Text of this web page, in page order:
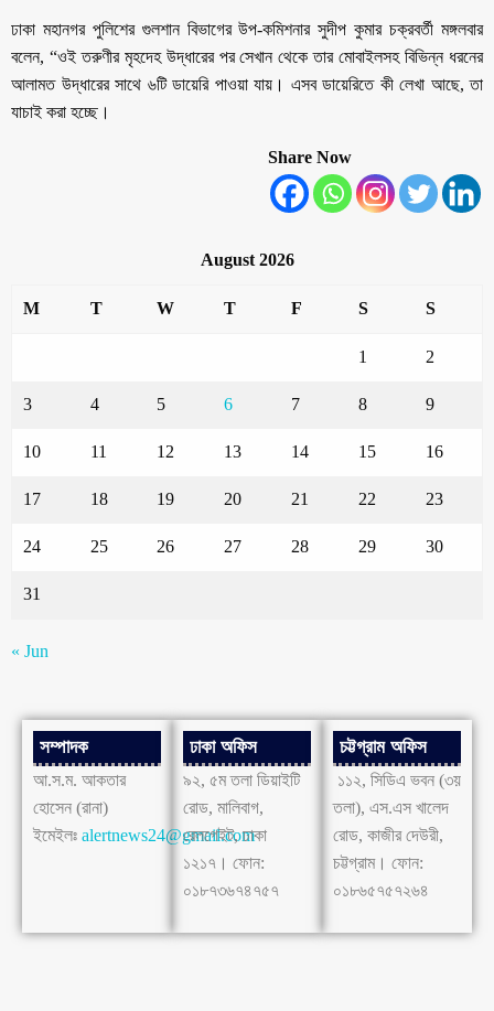
ঢাকা মহানগর পুলিশের গুলশান বিভাগের উপ-কমিশনার সুদীপ কুমার চক্রবর্তী মঙ্গলবার
বলেন, “ওই তরুণীর মৃহদেহ উদ্ধারের পর সেখান থেকে তার মোবাইলসহ বিভিন্ন ধরনের
আলামত উদ্ধারের সাথে ৬টি ডায়েরি পাওয়া যায়। এসব ডায়েরিতে কী লেখা আছে, তা
যাচাই করা হচ্ছে।
Share Now
August 2026
M T W T F S S
1 2
3 4 5 6 7 8 9
10 11 12 13 14 15 16
17 18 19 20 21 22 23
24 25 26 27 28 29 30
31
« Jun
সম্পাদক
আ.স.ম. আকতার
হোসেন (রানা)
ইমেইলঃ alertnews24@gmail.com
ঢাকা অফিস
৯২, ৫ম তলা ডিয়াইটি
রোড, মালিবাগ,
রেলগেইট, ঢাকা
১২১৭। ফোন:
০১৮৭৩৬৭৪৭৫৭
চট্টগ্রাম অফিস
১১২, সিডিএ ভবন (৩য়
তলা), এস.এস খালেদ
রোড, কাজীর দেউরী,
চট্টগ্রাম। ফোন:
০১৮৬৫৭৫৭২৬৪